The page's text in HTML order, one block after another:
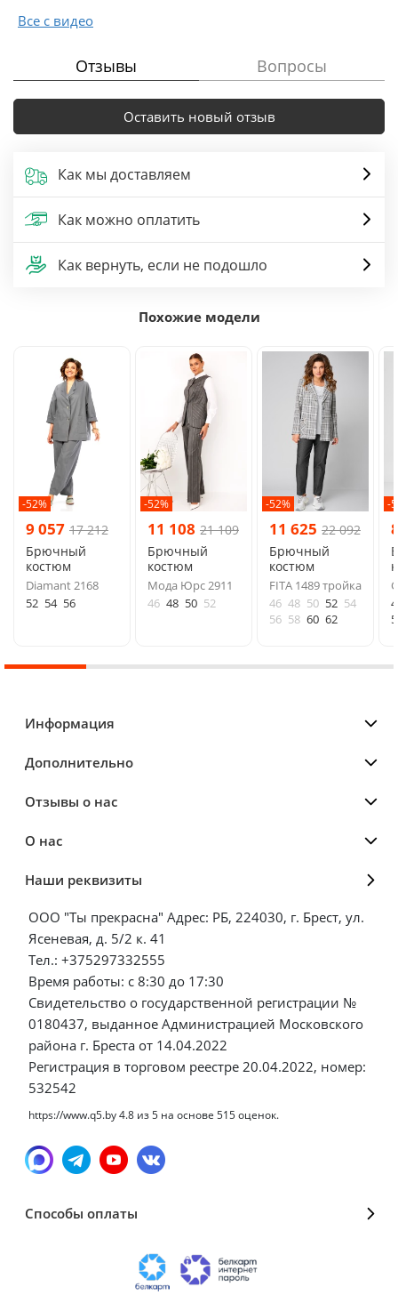
Все с видео
Отзывы Вопросы
Оставить новый отзыв
Как мы доставляем
Как можно оплатить
Как вернуть, если не подошло
Похожие модели
-52%
9 057 17 212
Брючный
костюм
Diamant 2168
52 54 56
-52%
11 108 21 109
Брючный
костюм
Мода Юрс 2911
46 48 50 52
-52%
11 625 22 092
Брючный
костюм
FITA 1489 тройка
46 48 50 52 54
56 58 60 62
-
Информация
Дополнительно
Отзывы о нас
О нас
Наши реквизиты
ООО "Ты прекрасна" Адрес: РБ, 224030, г. Брест, ул.
Ясеневая, д. 5/2 к. 41
Тел.: +375297332555
Время работы: с 8:30 до 17:30
Свидетельство о государственной регистрации №
0180437, выданное Администрацией Московского
района г. Бреста от 14.04.2022
Регистрация в торговом реестре 20.04.2022, номер:
532542
https://www.q5.by4.8 из5 на основе 515оценок.
Способы оплаты